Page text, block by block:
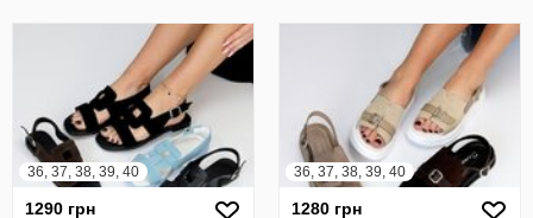
36, 37, 38, 39, 40
1290 грн
36, 37, 38, 39, 40
1280 грн